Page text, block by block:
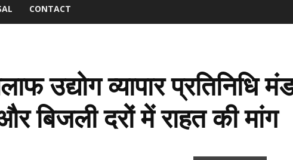
CONTACT
उद्योग व्यापार प्रतिनिधि
बिजली दरों में राहत की मांग